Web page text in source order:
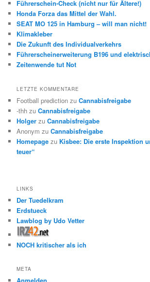
Führerschein-Check (nicht nur für Ältere!)
Honda Forza das Mittel der Wahl.
SEAT MO 125 in Hamburg – will man nicht!
Klimakleber
Die Zukunft des Individualverkehrs
Führerscheinerweiterung B196 und
Zeitenwende tut Not
LETZTE KOMMENTARE
Football prediction zuCannabisfreigabe
-thh zuCannabisfreigabe
Holger zuCannabisfreigabe
Anonym zuCannabisfreigabe
Homepage zu Kisbee: Die erste Inspektion
teuer“
LINKS
Der Tuedelkram
Erdstueck
Lawblog by Udo Vetter
NOCH kritischer als ich
META